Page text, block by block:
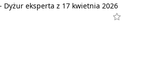
Dyżur eksperta z 17 kwietnia 2026